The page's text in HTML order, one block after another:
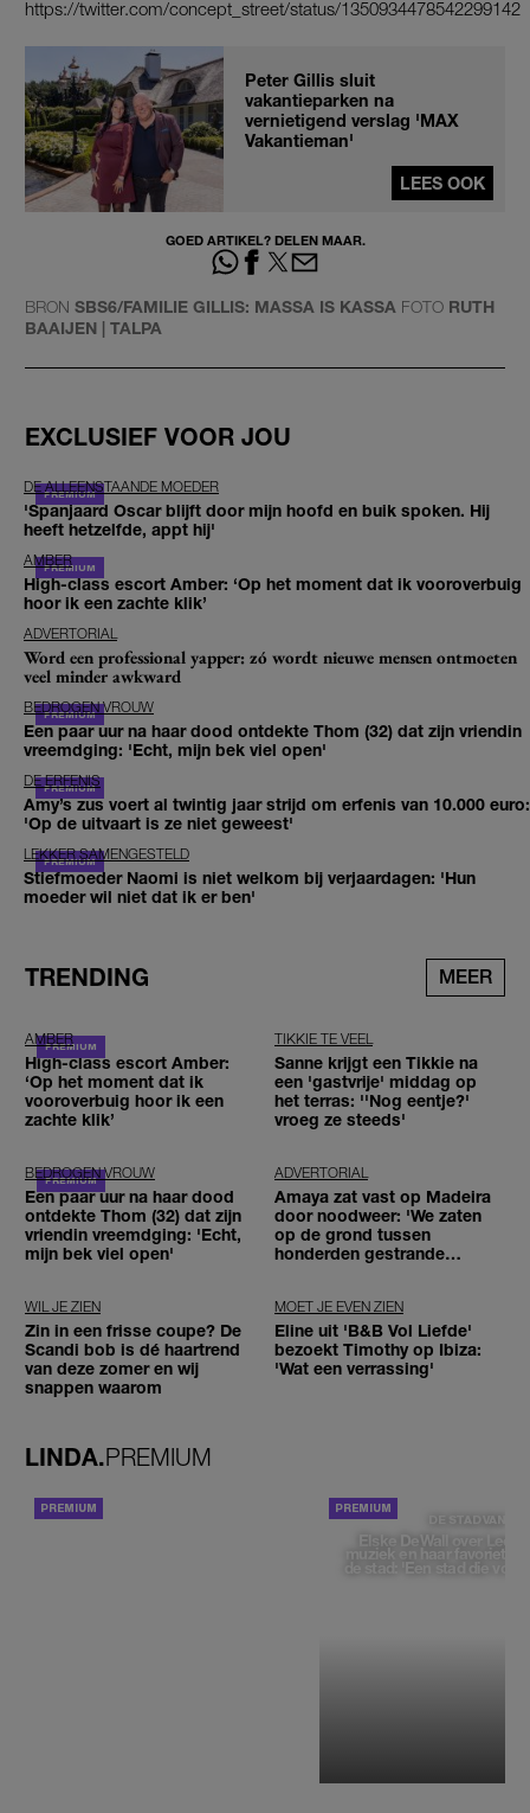
https://twitter.com/concept_street/status/1350934478542299142
Peter Gillis sluit
vakantieparken na
vernietigend verslag 'MAX
Vakantieman'
LEES OOK
GOED ARTIKEL? DELEN MAAR.
BRON SBS6/FAMILIE GILLIS: MASSA IS KASSA FOTO RUTH
BAAIJEN | TALPA
EXCLUSIEF VOOR JOU
DE ALLEENSTAANDE MOEDER
'Spanjaard Oscar blijft door mijn hoofd en buik spoken. Hij
heeft hetzelfde, appt hij'
AMBER
High-class escort Amber: ‘Op het moment dat ik vooroverbuig
hoor ik een zachte klik’
ADVERTORIAL
Word een professional yapper: zó wordt nieuwe mensen ontmoeten
veel minder awkward
BEDROGEN VROUW
Een paar uur na haar dood ontdekte Thom (32) dat zijn vriendin
vreemdging: 'Echt, mijn bek viel open'
DE ERFENIS
Amy’s zus voert al twintig jaar strijd om erfenis van 10.000 euro:
'Op de uitvaart is ze niet geweest'
LEKKER SAMENGESTELD
Stiefmoeder Naomi is niet welkom bij verjaardagen: 'Hun
moeder wil niet dat ik er ben'
TRENDING MEER
AMBER
High-class escort Amber:
‘Op het moment dat ik
vooroverbuig hoor ik een
zachte klik’
TIKKIE TE VEEL
Sanne krijgt een Tikkie na
een 'gastvrije' middag op
het terras: ''Nog eentje?'
vroeg ze steeds'
BEDROGEN VROUW
Een paar uur na haar dood
ontdekte Thom (32) dat zijn
vriendin vreemdging: 'Echt,
mijn bek viel open'
ADVERTORIAL
Amaya zat vast op Madeira
door noodweer: 'We zaten
op de grond tussen
honderden gestrande
WIL JE ZIEN
Zin in een frisse coupe? De
Scandi bob is dé haartrend
van deze zomer en wij
snappen waarom
MOET JE EVEN ZIEN
Eline uit 'B&B Vol Liefde'
bezoekt Timothy op Ibiza:
'Wat een verrassing'
LINDA.PREMIUM
DE STAD VAN
Elske DeWall over
muziek en haar favoriete
de stad: 'Een stad die